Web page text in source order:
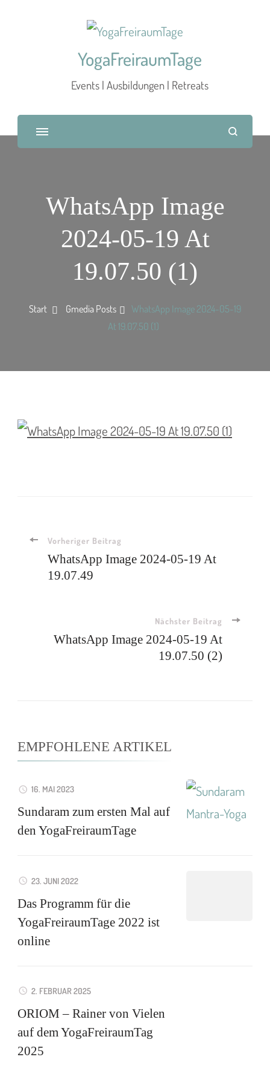
YogaFreiraumTage
Events | Ausbildungen | Retreats
WhatsApp Image
2024-05-19 At
19.07.50 (1)
Start Gmedia Posts
WhatsApp Image 2024-05-19
At 19.07.50 (1)
Vorheriger Beitrag
WhatsApp Image 2024-05-19 At
19.07.49
Nächster Beitrag
WhatsApp Image 2024-05-19 At
19.07.50 (2)
EMPFOHLENE ARTIKEL
16. MAI 2023
Sundaram zum ersten Mal auf
den YogaFreiraumTage
23. JUNI 2022
Das Programm für die
YogaFreiraumTage 2022 ist
online
2. FEBRUAR 2025
ORIOM – Rainer von Vielen
auf dem YogaFreiraumTag
2025